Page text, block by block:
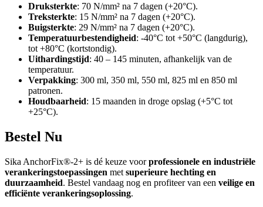
Druksterkte: 70 N/mm² na 7 dagen (+20°C).
Treksterkte: 15 N/mm² na 7 dagen (+20°C).
Buigsterkte: 29 N/mm² na 7 dagen (+20°C).
Temperatuurbestendigheid: -40°C tot +50°C (langdurig),
tot +80°C (kortstondig).
Uithardingstijd: 40 – 145 minuten, afhankelijk van de
temperatuur.
Verpakking: 300 ml, 350 ml, 550 ml, 825 ml en 850 ml
patronen.
Houdbaarheid: 15 maanden in droge opslag (+5°C tot
+25°C).
Bestel Nu
Sika AnchorFix®-2+ is dé keuze voorprofessionele en industriële
verankeringstoepassingen met superieure hechting en
duurzaamheid. Bestel vandaag nog en profiteer van een veilige en
efficiënte verankeringsoplossing.